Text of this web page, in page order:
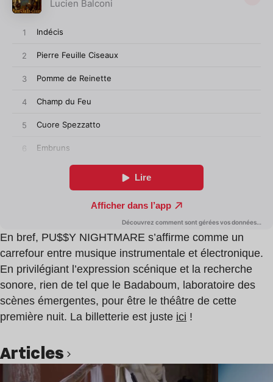
En bref, PU$$Y NIGHTMARE s’affirme comme un
carrefour entre musique instrumentale et électronique.
En privilégiant l’expression scénique et la recherche
sonore, rien de tel que le Badaboum, laboratoire des
scènes émergentes, pour être le théâtre de cette
première nuit. La billetterie est juste ici !
Articles
Lire l’article